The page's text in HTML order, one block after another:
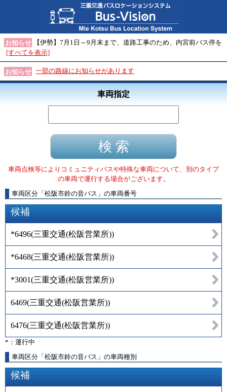
お知らせ
【伊勢】7月1日～9月末まで、道路工事のため、内宮前バス停を
[すべてを表示]
お知らせ 一部の路線にお知らせがあります
車両指定
車両点検等によりコミュニティバスや特殊な車両について、別のタイプ
の車両で運行する場合がございます。
車両区分 「 松阪市鈴の音バス 」 の車両番号
候補
*6496(三重交通(松阪営業所))
*6468(三重交通(松阪営業所))
*3001(三重交通(松阪営業所))
6469(三重交通(松阪営業所))
6476(三重交通(松阪営業所))
*：運行中
車両区分「松阪市鈴の音バス」の車両種別
候補